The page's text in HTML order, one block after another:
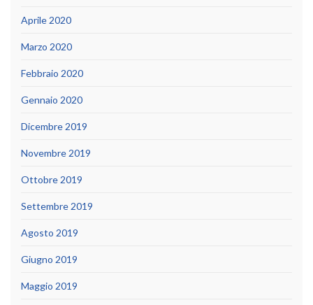
Aprile 2020
Marzo 2020
Febbraio 2020
Gennaio 2020
Dicembre 2019
Novembre 2019
Ottobre 2019
Settembre 2019
Agosto 2019
Giugno 2019
Maggio 2019